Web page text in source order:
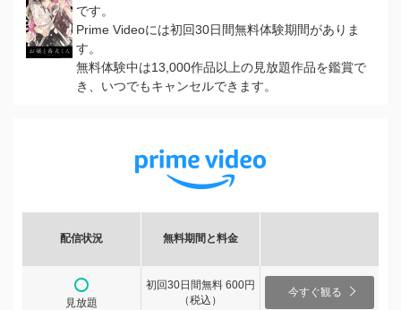
です。
Prime Videoには初回30日間無料体験期間がありま
す。
無料体験中は13,000作品以上の見放題作品を鑑賞で
き、いつでもキャンセルできます。
配信状況 無料期間と料金
見放題
初回30日間無料 600円
（税込）
今すぐ観る